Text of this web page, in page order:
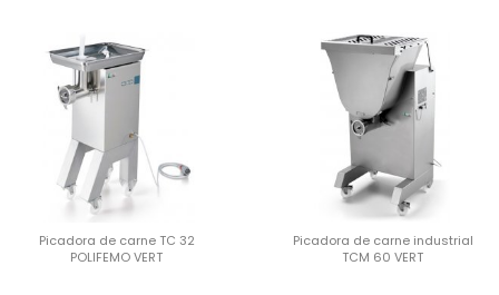
Picadora de carne TC 32
POLIFEMO VERT
Picadora de carne industrial
TCM 60 VERT